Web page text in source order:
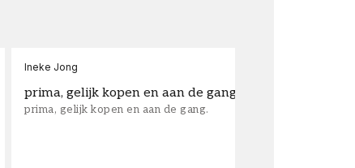
Ineke Jong
prima, gelijk kopen en aan de gang.
prima, gelijk kopen en aan de gang.